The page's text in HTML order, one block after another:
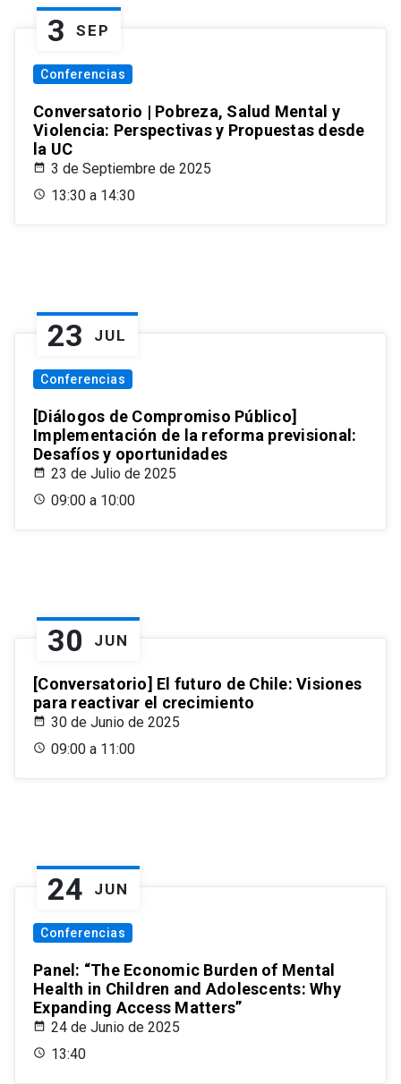
3 SEP
Conferencias
Conversatorio | Pobreza, Salud Mental y
Violencia: Perspectivas y Propuestas desde
la UC
3 de Septiembre de 2025
13:30 a 14:30
23 JUL
Conferencias
[Diálogos de Compromiso Público]
Implementación de la reforma previsional:
Desafíos y oportunidades
23 de Julio de 2025
09:00 a 10:00
30 JUN
[Conversatorio] El futuro de Chile: Visiones
para reactivar el crecimiento
30 de Junio de 2025
09:00 a 11:00
24 JUN
Conferencias
Panel: “The Economic Burden of Mental
Health in Children and Adolescents: Why
Expanding Access Matters”
24 de Junio de 2025
13:40